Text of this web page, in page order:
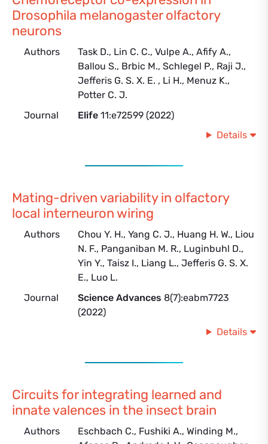
Drosophila melanogaster olfactory
neurons
Authors
Task D., Lin C. C., Vulpe A., Afify A.,
Ballou S., Brbic M., Schlegel P., Raji J.,
Jefferis G. S. X. E. , Li H., Menuz K.,
Potter C. J.
Journal
Elife 11:e72599 (2022)
Details
Mating-driven variability in olfactory
local interneuron wiring
Authors
Chou Y. H., Yang C. J., Huang H. W., Liou
N. F., Panganiban M. R., Luginbuhl D.,
Yin Y., Taisz I., Liang L., Jefferis G. S. X.
E., Luo L.
Journal
Science Advances 8(7):eabm7723
(2022)
Details
Circuits for integrating learned and
innate valences in the insect brain
Authors
Eschbach C., Fushiki A., Winding M.,